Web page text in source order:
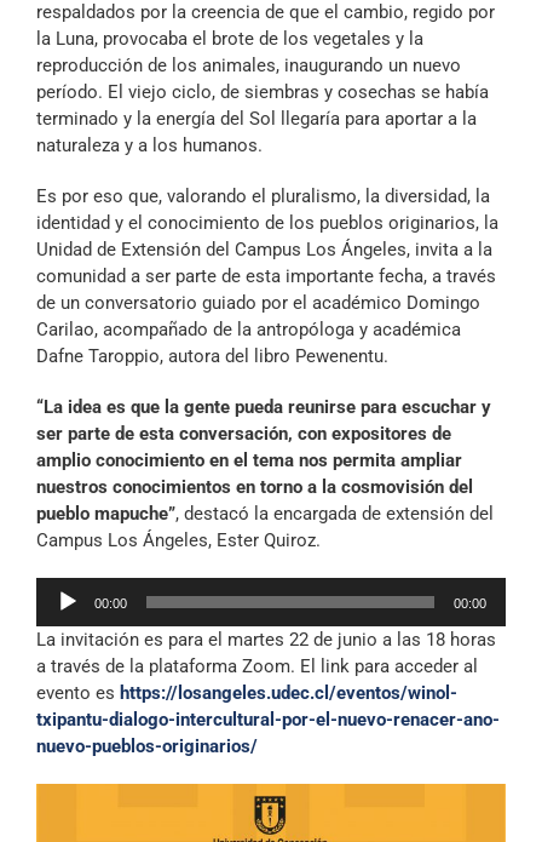
respaldados por la creencia de que el cambio, regido por
la Luna, provocaba el brote de los vegetales y la
reproducción de los animales, inaugurando un nuevo
período. El viejo ciclo, de siembras y cosechas se había
terminado y la energía del Sol llegaría para aportar a la
naturaleza y a los humanos.
Es por eso que, valorando el pluralismo, la diversidad, la
identidad y el conocimiento de los pueblos originarios, la
Unidad de Extensión del Campus Los Ángeles, invita a la
comunidad a ser parte de esta importante fecha, a través
de un conversatorio guiado por el académico Domingo
Carilao, acompañado de la antropóloga y académica
Dafne Taroppio, autora del libro Pewenentu.
“La idea es que la gente pueda reunirse para escuchar y
ser parte de esta conversación, con expositores de
amplio conocimiento en el tema nos permita ampliar
nuestros conocimientos en torno a la cosmovisión del
pueblo mapuche”, destacó la encargada de extensión del
Campus Los Ángeles, Ester Quiroz.
Reproductor
audio
00:00 00:00
La invitación es para el martes 22 de junio a las 18 horas
a través de la plataforma Zoom. El link para acceder al
evento es https://losangeles.udec.cl/eventos/winol-
txipantu-dialogo-intercultural-por-el-nuevo-renacer-ano-
nuevo-pueblos-originarios/